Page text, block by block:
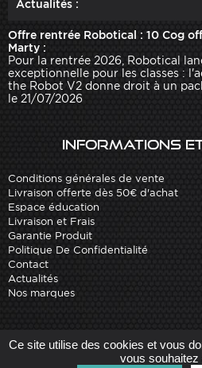
Actualités :
Offre rentrée Robotical : 10 Cog
Marty :
Pour la rentrée 2026, Robotical
exceptionnelle pour les classes :
the Robot V2 donne droit à un pack
le 21/07/2026
Informations
Conditions générales de vente
Livraison offerte dès 50€ d'achat
Espace éducation
Livraison et Frais
Garantie Produit
Politique De Confidentialité
Contact
Actualités
Nos marques
Site réalisé par
Copyright 2010-2023
Ce site utilise des cookies et vous
vous souhaitez